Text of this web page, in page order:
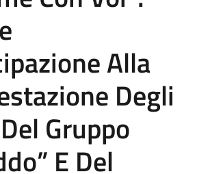
Alla
Degli
Gruppo
E Del